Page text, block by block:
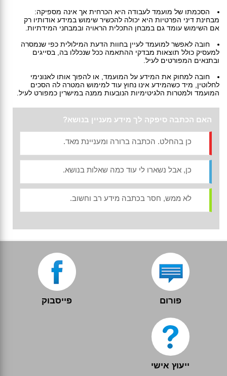
הסכמתו של מועמד לעבודה היא הכרחית אך אינה מספיקה:
מבחינת דיני הפרטיות היא יכולה להכשיר שימוש במידע אודותיו רק
אם השימוש עומד גם במבחן התכלית הראויה ובמבחני המידתיות.
חובה לאפשר למועמד לעיין בחוות הדעת המילולית כפי שנמסרה
למעסיק כולל תוצאות מבדקי ההתאמה ככל שנכללו בה, בסייגים
ובתנאים המפורטים לעיל.
חובה למחוק את המידע על המועמד, או להפוך אותו לאנונימי
לחלוטין, מיד כשהמידע אינו נחוץ עוד למימוש המטרה לה הסכים
המועמד ולמטרות הלגיטימיות הנובעות ממנה במישרין כמפורט לעיל.
האם הכתבה סיפקה לך מידע מעניין בנושא?
כן בהחלט. הכתבה ברורה ומעניינת מאד.
כן, אבל נשארו לי עוד כמה שאלות בנושא.
לא ממש, חסר בכתבה מידע רב וחשוב.
פורום פייסבוק
ייעוץ אישי